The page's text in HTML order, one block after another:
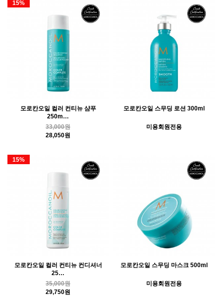
모로칸오일 컬러 컨티뉴 샴푸
250m…
15%
33,000원
28,050원
모로칸오일 스무딩 로션 300ml
미용회원전용
모로칸오일 컬러 컨티뉴 컨디셔너
25…
15%
35,000원
29,750원
모로칸오일 스무딩 마스크 500ml
미용회원전용